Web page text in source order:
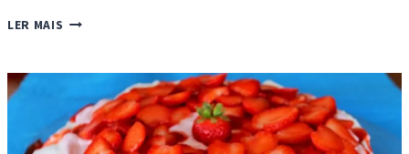
LER MAIS BOLACHINHAS